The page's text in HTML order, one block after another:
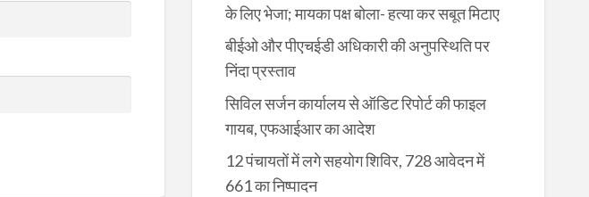
के लिए भेजा; मायका पक्ष बोला- हत्या कर सबूत मिटाए
बीईओ और पीएचईडी अधिकारी की अनुपस्थिति पर
निंदा प्रस्ताव
सिविल सर्जन कार्यालय से ऑडिट रिपोर्ट की फाइल
गायब, एफआईआर का आदेश
12 पंचायतों में लगे सहयोग शिविर, 728 आवेदन में
661 का निष्पादन